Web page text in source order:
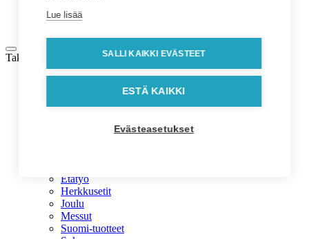
Takaisin
Valmistettu Suomessa
Ajankohtaiset- ja sesonkituotteet
Etätyö
Herkkusetit
Joulu
Messut
Suomi-tuotteet
Lue lisää
SALLI KAIKKI EVÄSTEET
ESTÄ KAIKKI
Evästeasetukset